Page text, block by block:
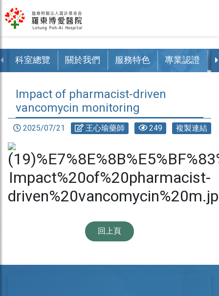
科室總覽 關於我們 服務特色 專業認證
Impact of pharmacist-driven
vancomycin monitoring
2025/07/21 王心瑜藥師 249 複製連結
回上頁